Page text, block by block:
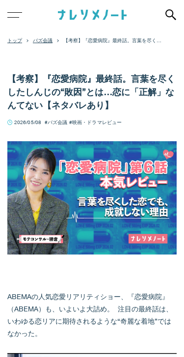
バズ会議
【考察】『恋愛病院』最終話。言葉を尽くし
【考察】『恋愛病院』最終話。言葉を尽く
したしんじの“敗因”とは…恋に「正解」な
んてない【ネタバレあり】
2026/05/08 バズ会議 映画・ドラマレビュー
ABEMAの人気恋愛リアリティショー、『恋愛病院』
（ABEMA）も、いよいよ大詰め。 注目の最終話は、
いわゆる恋リアに期待されるような“奇麗な着地”では
なかった。